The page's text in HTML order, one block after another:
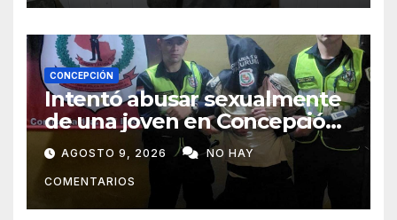
CONCEPCIÓN
Intentó abusar sexualmente
de una joven en Concepción
y fue aprehendido
AGOSTO 9, 2026 NO HAY
COMENTARIOS